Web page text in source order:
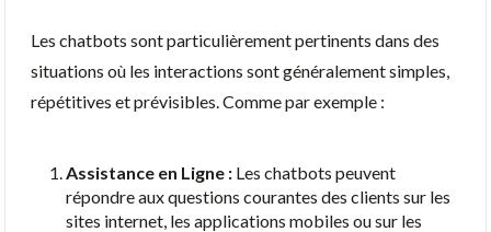
Les chatbots sont particulièrement pertinents dans des
situations où les interactions sont généralement simples,
répétitives et prévisibles. Comme par exemple :
Assistance en Ligne : Les chatbots peuvent
répondre aux questions courantes des clients sur les
sites internet, les applications mobiles ou sur les